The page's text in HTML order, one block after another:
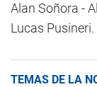
Alan Soñora -
Lucas Pusineri.
TEMAS DE LA